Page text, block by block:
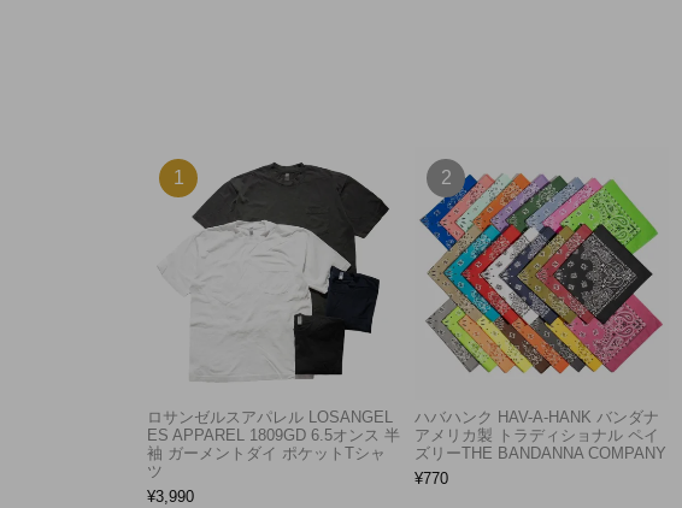
ロサンゼルスアパレル LOSANGEL
ES APPAREL 1809GD 6.5オンス 半
袖 ガーメントダイ ポケットTシャ
ツ
¥3,990
ハバハンク HAV-A-HANK バンダナ
アメリカ製 トラディショナル ペイ
ズリーTHE BANDANNA COMPANY
¥770